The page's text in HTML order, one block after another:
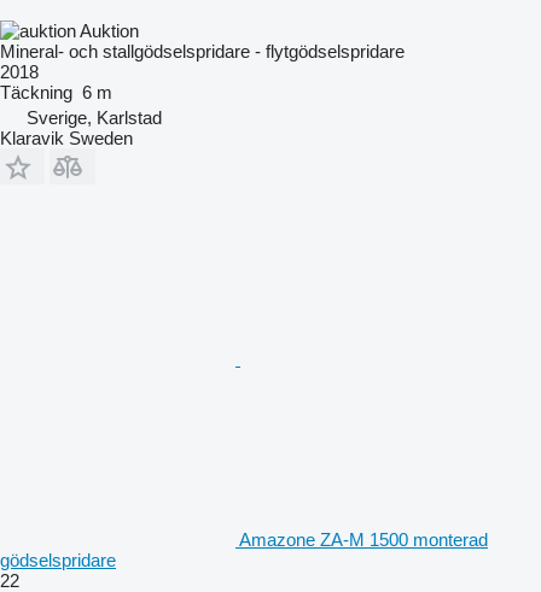
Auktion
Mineral- och stallgödselspridare - flytgödselspridare
2018
Täckning 6 m
Sverige, Karlstad
Klaravik Sweden
Amazone ZA-M 1500 monterad
gödselspridare
22